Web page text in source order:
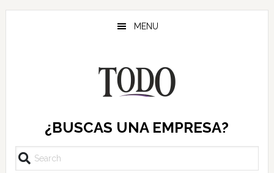
Saltar
Saltar
Saltar
MENU
¿BUSCAS UNA EMPRESA?